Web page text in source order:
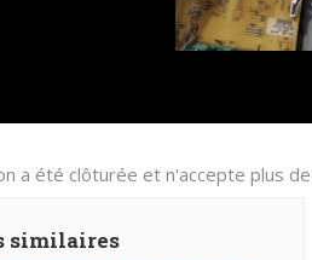
a été clôturée et n'accepte plus
similaires